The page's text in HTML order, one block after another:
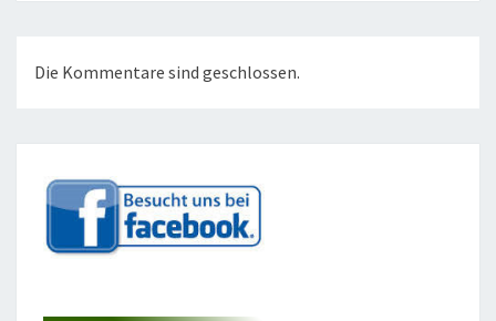
Die Kommentare sind geschlossen.